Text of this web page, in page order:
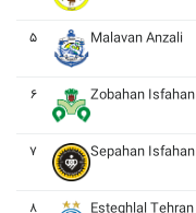
۵ Malavan Anzali
۶ Zobahan Isfahan
۷ Sepahan Isfahan